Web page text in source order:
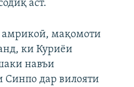
аст.
мақомоти
ки Куриёи
навъи
Синпо дар вилояти